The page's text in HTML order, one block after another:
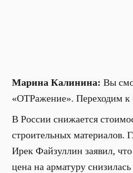
Марина Калинина: Вы
«ОТРажение». Переходим
В России снижается
строительных материалов.
Ирек Файзуллин заявил, что
цена на арматуру